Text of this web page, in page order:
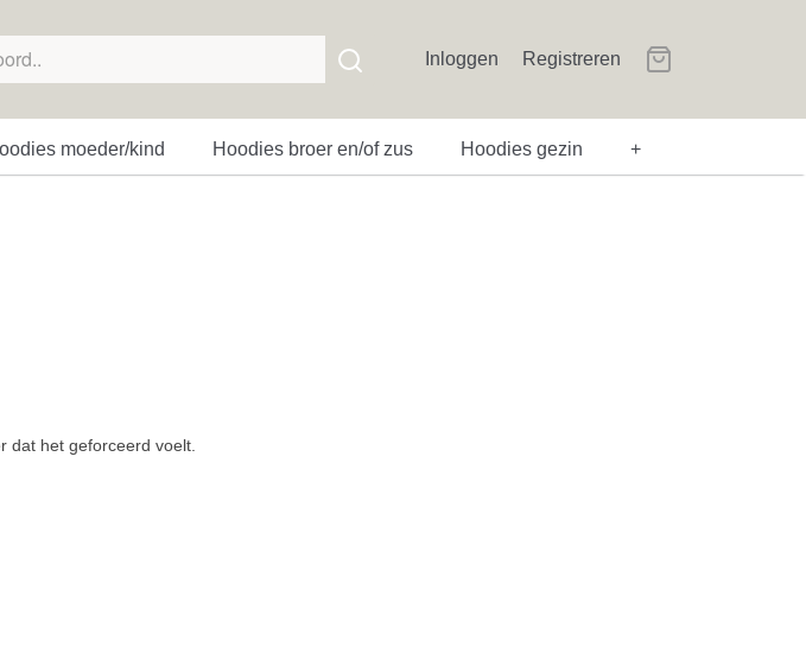
Inloggen Registreren
moeder/kind Hoodies broer en/of zus Hoodies gezin +
dat het geforceerd voelt.